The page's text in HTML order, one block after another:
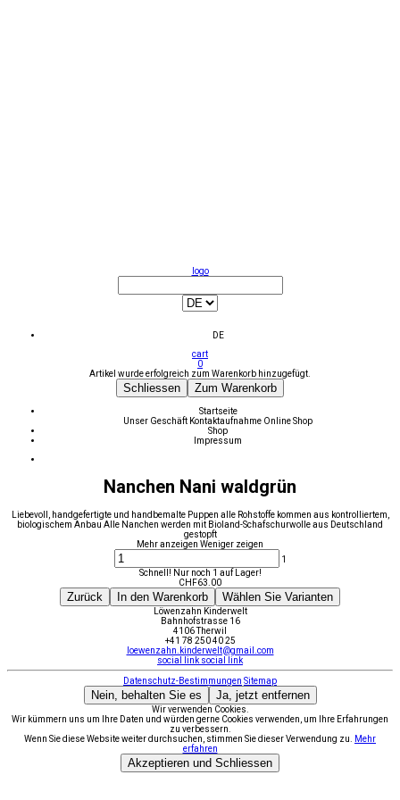
logo
DE
cart
0
Artikel wurde erfolgreich zum Warenkorb hinzugefügt.
Schliessen Zum Warenkorb
Startseite
Unser Geschäft Kontaktaufnahme Online Shop
Shop
Impressum
Nanchen Nani waldgrün
Liebevoll, handgefertigte und handbemalte Puppen alle Rohstoffe kommen aus kontrolliertem,
biologischem Anbau Alle Nanchen werden mit Bioland-Schafschurwolle aus Deutschland
gestopft
Mehr anzeigen Weniger zeigen
1
Schnell! Nur noch 1 auf Lager!
CHF63.00
Zurück In den Warenkorb Wählen Sie Varianten
Löwenzahn Kinderwelt
Bahnhofstrasse 16
4106 Therwil
+41 78 250 40 25
loewenzahn.kinderwelt@gmail.com
social link social link
Datenschutz-Bestimmungen Sitemap
Nein, behalten Sie es Ja, jetzt entfernen
Wir verwenden Cookies.
Wir kümmern uns um Ihre Daten und würden gerne Cookies verwenden, um Ihre Erfahrungen
zu verbessern.
Wenn Sie diese Website weiter durchsuchen, stimmen Sie dieser Verwendung zu.
Mehr
erfahren
Akzeptieren und Schliessen